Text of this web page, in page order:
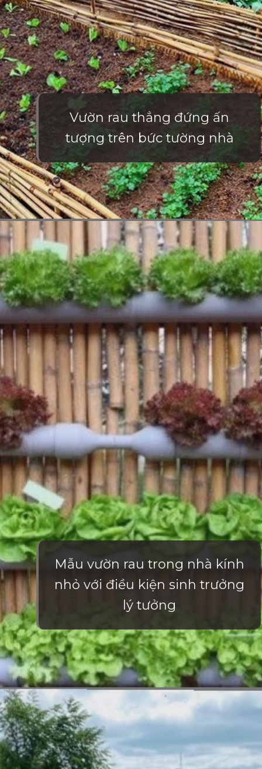
Vườn rau thẳng đứng ấn
tượng trên bức tường nhà
Đang mở
Mẫu vườn rau trong nhà kính
nhỏ với điều kiện sinh trưởng
lý tưởng
Đang mở